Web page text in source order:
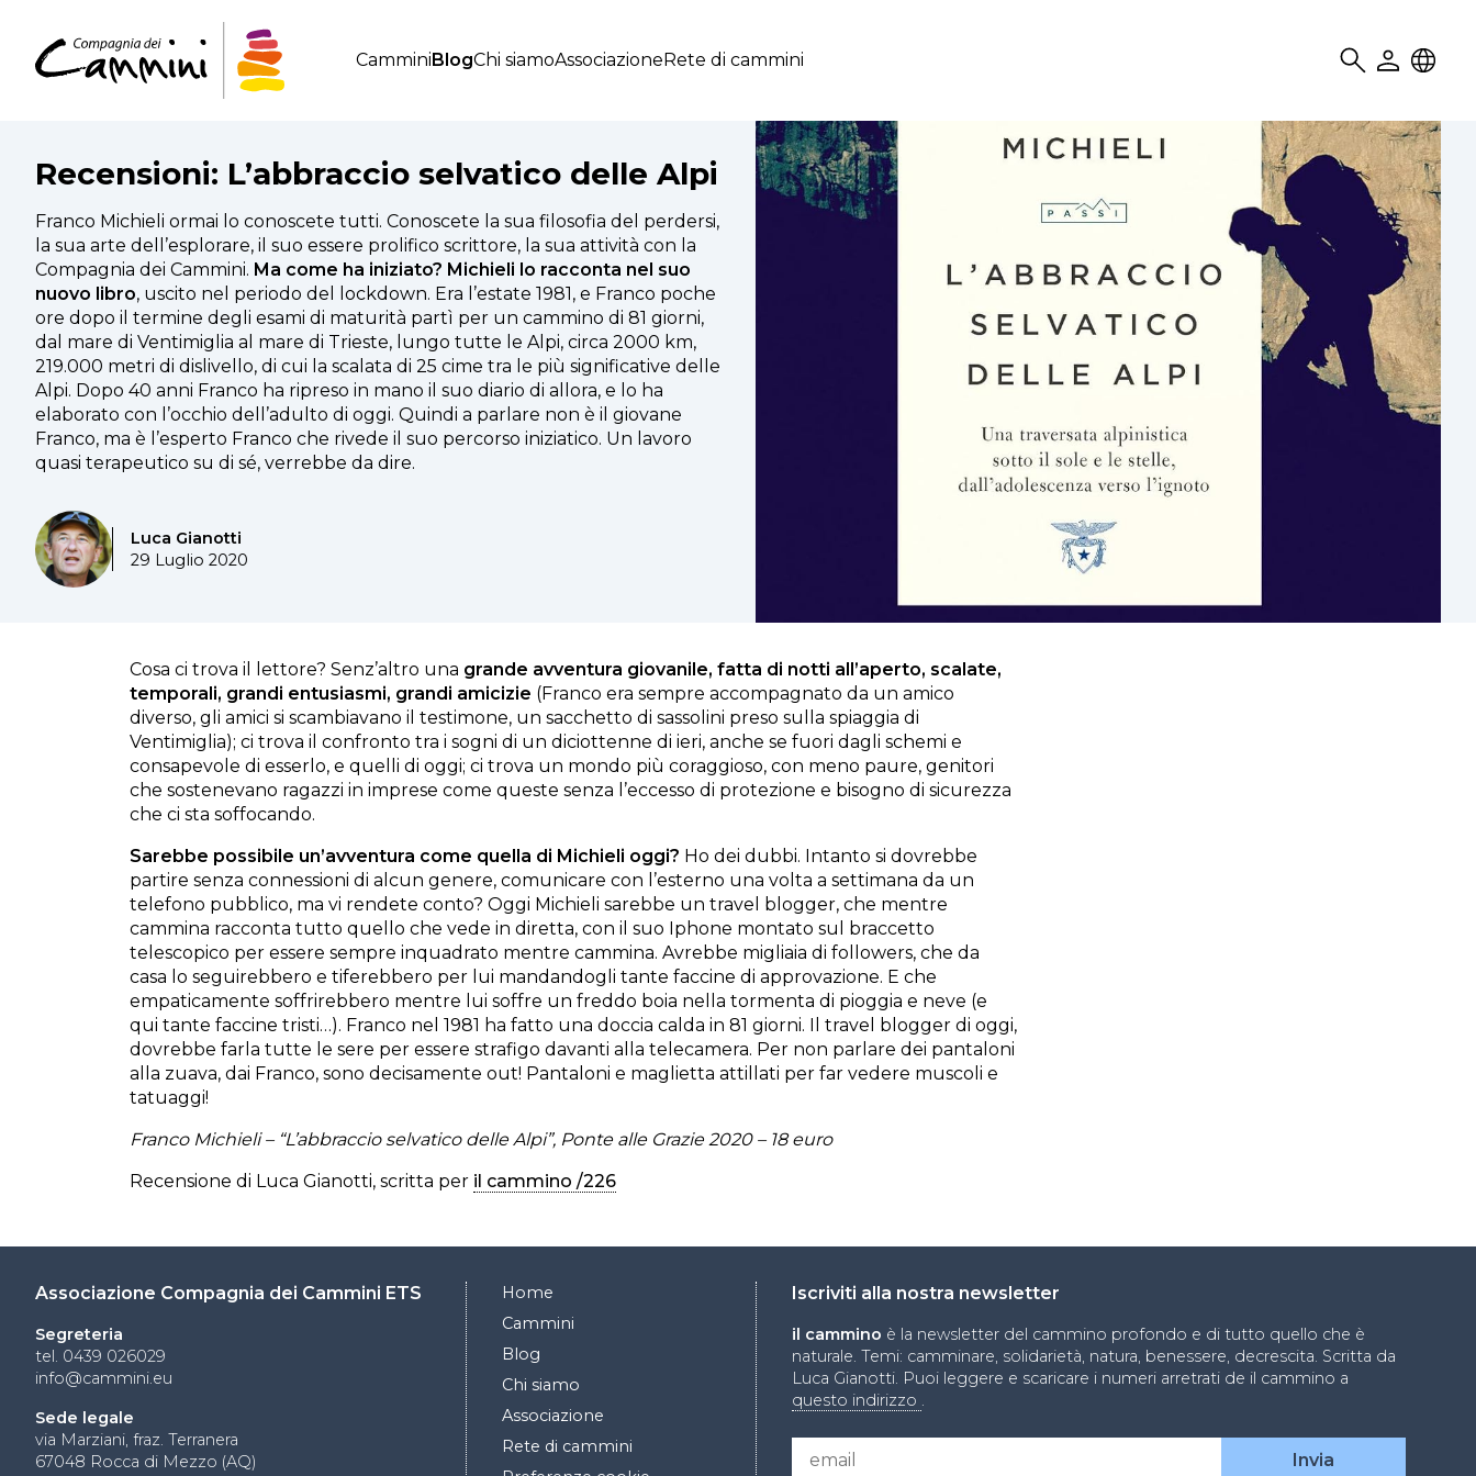
CamminiBlogChi siamoAssociazioneRete di cammini SearchUser Locale
Recensioni: L’abbraccio selvatico delle Alpi
Franco Michieli ormai lo conoscete tutti. Conoscete la sua filosofia del perdersi,
la sua arte dell’esplorare, il suo essere prolifico scrittore, la sua attività con la
Compagnia dei Cammini. Ma come ha iniziato? Michieli lo racconta nel suo
nuovo libro, uscito nel periodo del lockdown. Era l’estate 1981, e Franco poche
ore dopo il termine degli esami di maturità partì per un cammino di 81 giorni,
dal mare di Ventimiglia al mare di Trieste, lungo tutte le Alpi, circa 2000 km,
219.000 metri di dislivello, di cui la scalata di 25 cime tra le più significative delle
Alpi. Dopo 40 anni Franco ha ripreso in mano il suo diario di allora, e lo ha
elaborato con l’occhio dell’adulto di oggi. Quindi a parlare non è il giovane
Franco, ma è l’esperto Franco che rivede il suo percorso iniziatico. Un lavoro
quasi terapeutico su di sé, verrebbe da dire.
Luca Gianotti
29 Luglio 2020
Cosa ci trova il lettore? Senz’altro una grande avventura giovanile, fatta di notti all’aperto, scalate,
temporali, grandi entusiasmi, grandi amicizie (Franco era sempre accompagnato da un amico
diverso, gli amici si scambiavano il testimone, un sacchetto di sassolini preso sulla spiaggia di
Ventimiglia); ci trova il confronto tra i sogni di un diciottenne di ieri, anche se fuori dagli schemi e
consapevole di esserlo, e quelli di oggi; ci trova un mondo più coraggioso, con meno paure, genitori
che sostenevano ragazzi in imprese come queste senza l’eccesso di protezione e bisogno di sicurezza
che ci sta soffocando.
Sarebbe possibile un’avventura come quella di Michieli oggi? Ho dei dubbi. Intanto si dovrebbe
partire senza connessioni di alcun genere, comunicare con l’esterno una volta a settimana da un
telefono pubblico, ma vi rendete conto? Oggi Michieli sarebbe un travel blogger, che mentre
cammina racconta tutto quello che vede in diretta, con il suo Iphone montato sul braccetto
telescopico per essere sempre inquadrato mentre cammina. Avrebbe migliaia di followers, che da
casa lo seguirebbero e tiferebbero per lui mandandogli tante faccine di approvazione. E che
empaticamente soffrirebbero mentre lui soffre un freddo boia nella tormenta di pioggia e neve (e
qui tante faccine tristi…). Franco nel 1981 ha fatto una doccia calda in 81 giorni. Il travel blogger di oggi,
dovrebbe farla tutte le sere per essere strafigo davanti alla telecamera. Per non parlare dei pantaloni
alla zuava, dai Franco, sono decisamente out! Pantaloni e maglietta attillati per far vedere muscoli e
tatuaggi!
Franco Michieli – “L’abbraccio selvatico delle Alpi”, Ponte alle Grazie 2020 – 18 euro
Recensione di Luca Gianotti, scritta per il cammino /226
Associazione Compagnia dei Cammini ETS
Segreteria
tel. 0439 026029
info@cammini.eu
Sede legale
via Marziani, fraz. Terranera
67048 Rocca di Mezzo (AQ)
Home
Cammini
Blog
Chi siamo
Associazione
Rete di cammini
Iscriviti alla nostra newsletter
il cammino è la newsletter del cammino profondo e di tutto quello che è
naturale. Temi: camminare, solidarietà, natura, benessere, decrescita. Scritta da
Luca Gianotti. Puoi leggere e scaricare i numeri arretrati de il cammino a
questo indirizzo .